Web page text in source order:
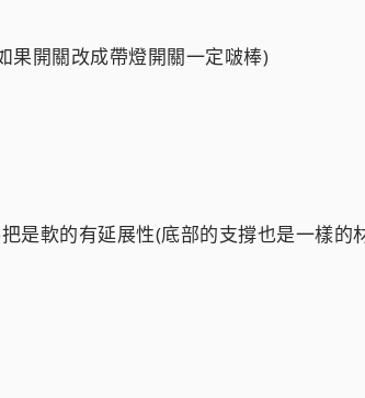
果開關改成帶燈開關一定啵棒)
是軟的有延展性(底部的支撐也是一樣的